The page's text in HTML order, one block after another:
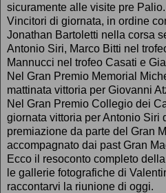
sicuramente alle visite pre Palio.
Vincitori di giornata, in ordine
Jonathan Bartoletti nella corsa
Antonio Siri, Marco Bitti nel
Mannucci nel trofeo Casati e
Nel Gran Premio Memorial
mattinata vittoria per Giovanni
Nel Gran Premio Collegio dei
giornata vittoria per Antonio Siri
premiazione da parte del Gran
accompagnato dai past Gran
Ecco il resoconto completo
le gallerie fotografiche di
raccontarvi la riunione di oggi.